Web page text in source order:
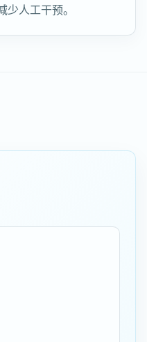
人工干预。